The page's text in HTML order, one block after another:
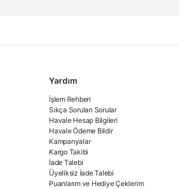
Yardım
İşlem Rehberi
Sıkça Sorulan Sorular
Havale Hesap Bilgileri
Havale Ödeme Bildir
Kampanyalar
Kargo Takibi
İade Talebi
Üyeliksiz İade Talebi
Puanlarım ve Hediye Çeklerim